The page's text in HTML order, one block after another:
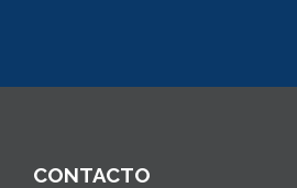
CONTACTO